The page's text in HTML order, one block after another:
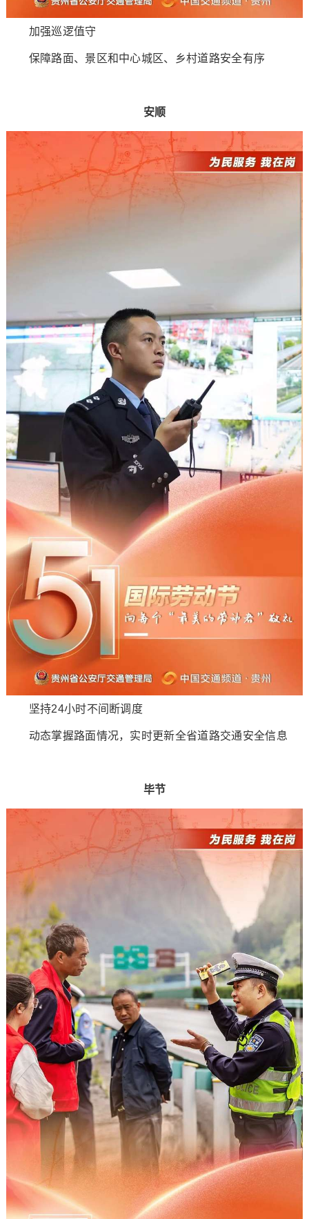
加强巡逻值守
保障路面、景区和中心城区、乡村道路安全有序
安顺
坚持24小时不间断调度
动态掌握路面情况，实时更新全省道路交通安全信息
毕节